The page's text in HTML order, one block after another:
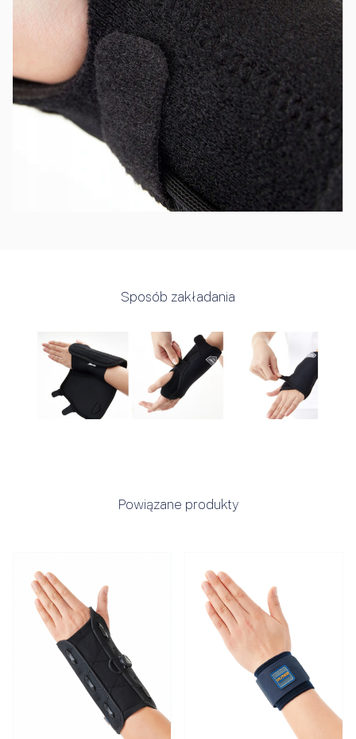
Sposób zakładania
Powiązane produkty